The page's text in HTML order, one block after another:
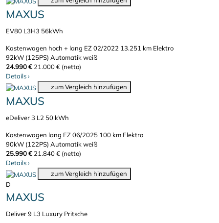
MAXUS
EV80 L3H3 56kWh
Kastenwagen hoch + lang EZ 02/2022 13.251 km Elektro
92kW (125PS) Automatikweiß
24.990 € 21.000 € (netto)
Details›
zum Vergleich hinzufügen
MAXUS
eDeliver 3 L2 50 kWh
Kastenwagen lang EZ 06/2025 100 km Elektro
90kW (122PS) Automatikweiß
25.990 € 21.840 € (netto)
Details›
zum Vergleich hinzufügen
D
MAXUS
Deliver 9 L3 Luxury Pritsche